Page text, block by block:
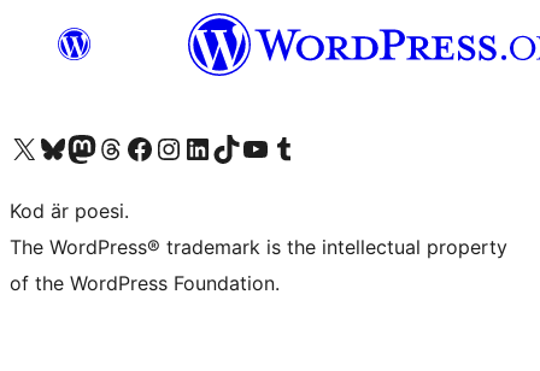
Besök vår X-konto (f.d. Twitter)
Besök vårt Bluesky-konto
Besök vårt Mastodon-konto
Besök vårt Thread-konto
Besök vår Facebook-sidaBesök vårt Instagram-konto
Besök vårt LinkedIn-konto
Besök vårt TikTok-konto
Besök vår YouTube-kanalBesök vårt Tumblr-konto
Kod är poesi.
The WordPress® trademark is the intellectual property
of the WordPress Foundation.